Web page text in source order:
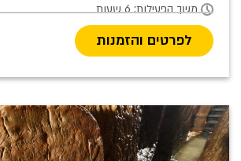
משך הפעילות: 6 שעות
לפרטים והזמנות